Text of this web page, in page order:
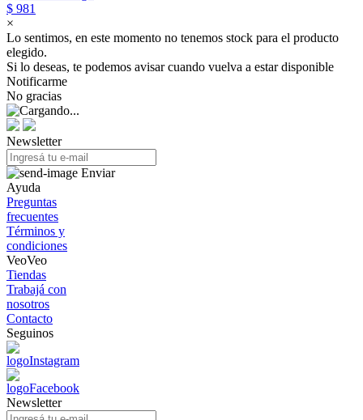
$ 981
×
Lo sentimos, en este momento no tenemos stock para el producto
elegido.
Si lo deseas, te podemos avisar cuando vuelva a estar disponible
Notificarme
No gracias
Newsletter
Enviar
Ayuda
Preguntas
frecuentes
Términos y
condiciones
VeoVeo
Tiendas
Trabajá con
nosotros
Contacto
Seguinos
Newsletter